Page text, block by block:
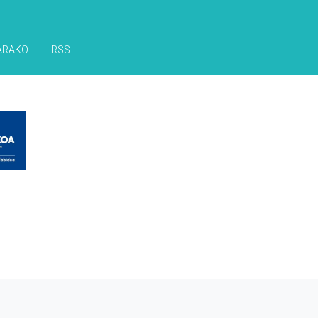
RSS